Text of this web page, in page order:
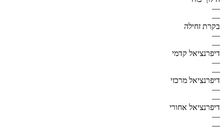
—
—
בקרת זחילה
—
—
דיפרנציאל קדמי
—
—
דיפרנציאל מרכזי
—
—
דיפרנציאל אחורי
—
—